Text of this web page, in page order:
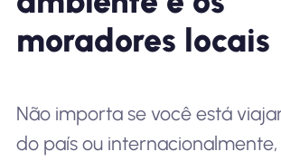
moradores locais
Não importa se você está
do país ou